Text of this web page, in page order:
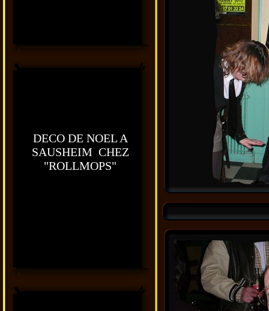
DECO DE NOEL A
SAUSHEIM CHEZ
"ROLLMOPS"